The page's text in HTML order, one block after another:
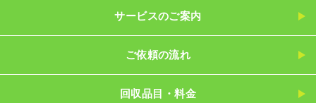
サービスのご案内
ご依頼の流れ
回収品目・料金